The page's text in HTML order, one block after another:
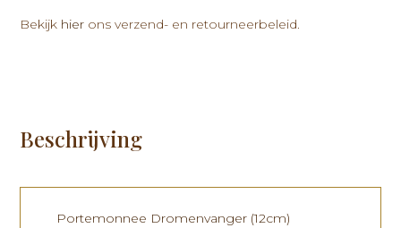
Bekijk hier ons verzend- en retourneerbeleid.
Beschrijving
Portemonnee Dromenvanger (12cm)